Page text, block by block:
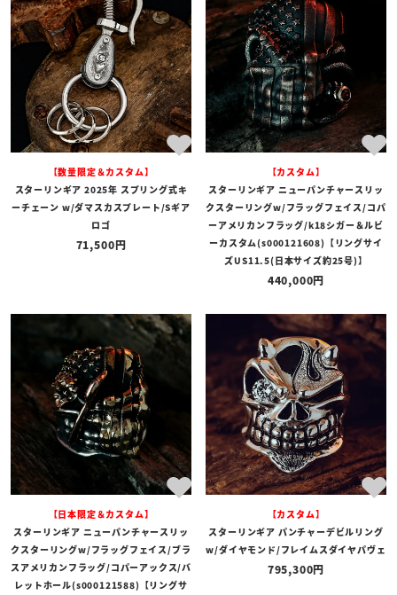
【数量限定＆カスタム】
スターリンギア 2025年 スプリング式キ
ーチェーン w/ダマスカスプレート/Sギア
ロゴ
71,500
【カスタム】
スターリンギア ニューパンチャースリッ
クスターリングw/フラッグフェイス/コパ
ーアメリカンフラッグ/k18シガー＆ルビ
ーカスタム(s000121608)【リングサイ
ズUS11.5(日本サイズ約25号)】
440,000
【日本限定＆カスタム】
スターリンギア ニューパンチャースリッ
クスターリングw/フラッグフェイス/ブラ
スアメリカンフラッグ/コパーアックス/バ
レットホール(s000121588)【リングサ
【カスタム】
スターリンギア パンチャーデビルリング
w/ダイヤモンド/フレイムスダイヤパヴェ
795,300